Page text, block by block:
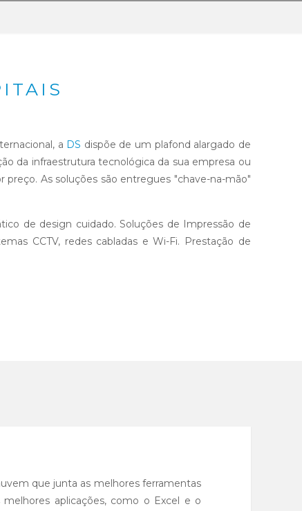
a DS dispõe de um plafond alargado de
da infraestrutura tecnológica da sua empresa ou
As soluções são entregues "chave-na-mão"
de design cuidado. Soluções de Impressão de
CCTV, redes cabladas e Wi-Fi. Prestação de
que junta as melhores ferramentas
aplicações, como o Excel e o